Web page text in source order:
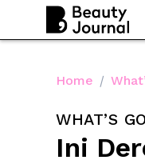
Home /
WHAT’S
Ini